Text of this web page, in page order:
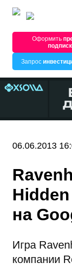
Оформить
Запрос
06.06.2013
на
Игра
компании